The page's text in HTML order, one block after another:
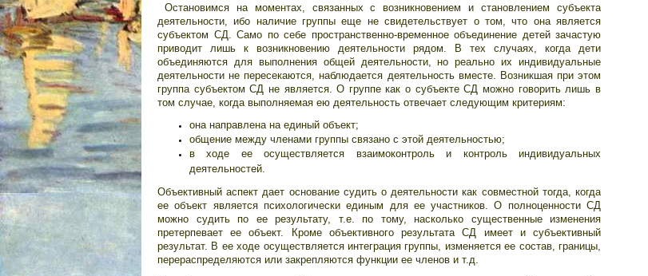
Остановимся на моментах, связанных с возникновением и становлением субъекта
деятельности, ибо наличие группы еще не свидетельствует о том, что она является
субъектом СД. Само по себе пространственно-временное объединение детей зачастую
приводит лишь к возникновению деятельности рядом. В тех случаях, когда дети
объединяются для выполнения общей деятельности, но реально их индивидуальные
деятельности не пересекаются, наблюдается деятельность вместе. Возникшая при этом
группа субъектом СД не является. О группе как о субъекте СД можно говорить лишь в
том случае, когда выполняемая ею деятельность отвечает следующим критериям:
она направлена на единый объект;
общение между членами группы связано с этой деятельностью;
в ходе ее осуществляется взаимоконтроль и контроль индивидуальных
деятельностей.
Объективный аспект дает основание судить о деятельности как совместной тогда, когда
ее объект является психологически единым для ее участников. О полноценности СД
можно судить по ее результату, т.е. по тому, насколько существенные изменения
претерпевает ее объект. Кроме объективного результата СД имеет и субъективный
результат. В ее ходе осуществляется интеграция группы, изменяется ее состав, границы,
перераспределяются или закрепляются функции ее членов и т.д.